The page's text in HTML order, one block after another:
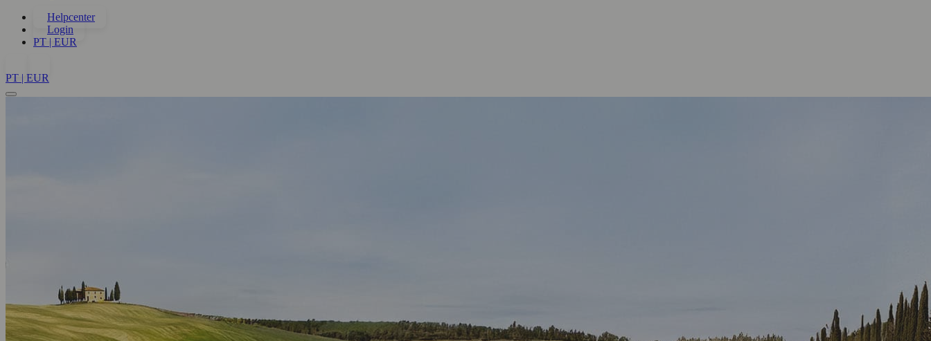
Helpcenter
Login
PT | EUR
PT | EUR